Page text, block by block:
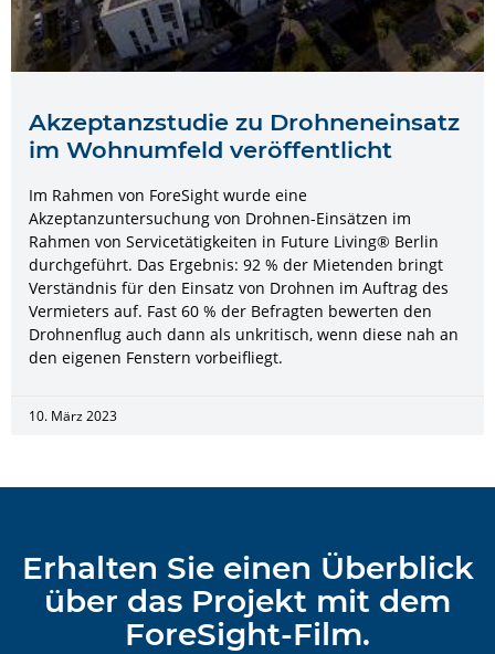
Akzeptanzstudie zu Drohneneinsatz
im Wohnumfeld veröffentlicht
Im Rahmen von ForeSight wurde eine
Akzeptanzuntersuchung von Drohnen-Einsätzen im
Rahmen von Servicetätigkeiten in Future Living® Berlin
durchgeführt. Das Ergebnis: 92 % der Mietenden bringt
Verständnis für den Einsatz von Drohnen im Auftrag des
Vermieters auf. Fast 60 % der Befragten bewerten den
Drohnenflug auch dann als unkritisch, wenn diese nah an
den eigenen Fenstern vorbeifliegt.
10. März 2023
Erhalten Sie einen Überblick
über das Projekt mit dem
ForeSight-Film.